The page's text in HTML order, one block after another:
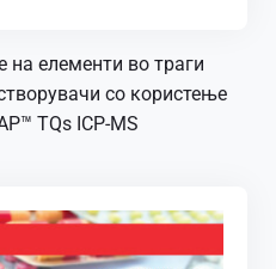
на елементи во траги
со користење
TQs ICP-MS